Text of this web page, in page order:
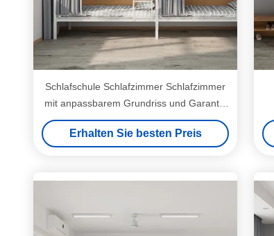
Schlafschule Schlafzimmer Schlafzimmer
mit anpassbarem Grundriss und Garantie
für nicht menschliche Schäden
Unterstützung Anpassung
Erhalten Sie besten Preis